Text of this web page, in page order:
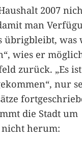
2007
man
übrigbleibt,
wies er
zurück. „Es
nur
die Stadt um
herum: